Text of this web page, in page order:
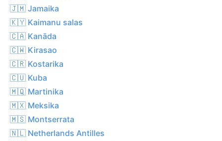
🇯🇲 Jamaika
🇰🇾 Kaimanu salas
🇨🇦 Kanāda
🇨🇼 Kirasao
🇨🇷 Kostarika
🇨🇺 Kuba
🇲🇶 Martinika
🇲🇽 Meksika
🇲🇸 Montserrata
🇳🇱 Netherlands Antilles